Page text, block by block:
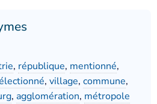
, république, mentionné,
, village, commune,
, agglomération, métropole